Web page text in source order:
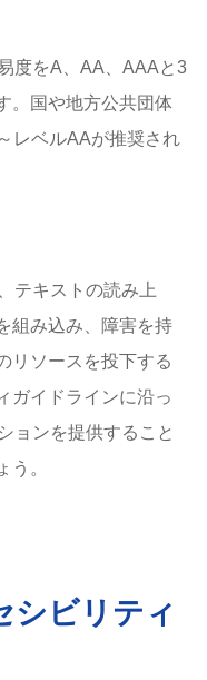
度をA、AA、AAAと3
。国や地方公共団体
レベルAAが推奨され
テキストの読み上
組み込み、障害を持
リソースを投下する
ガイドラインに沿っ
ョンを提供すること
う。
シビリティ